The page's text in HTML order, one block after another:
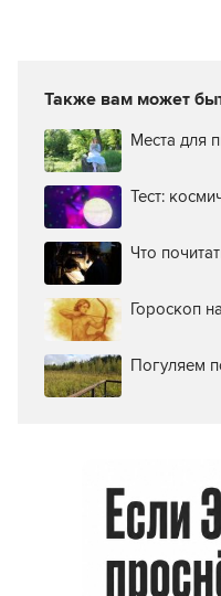
Также вам может
Места для
Тест:
Что
Гороскоп
Погуляем